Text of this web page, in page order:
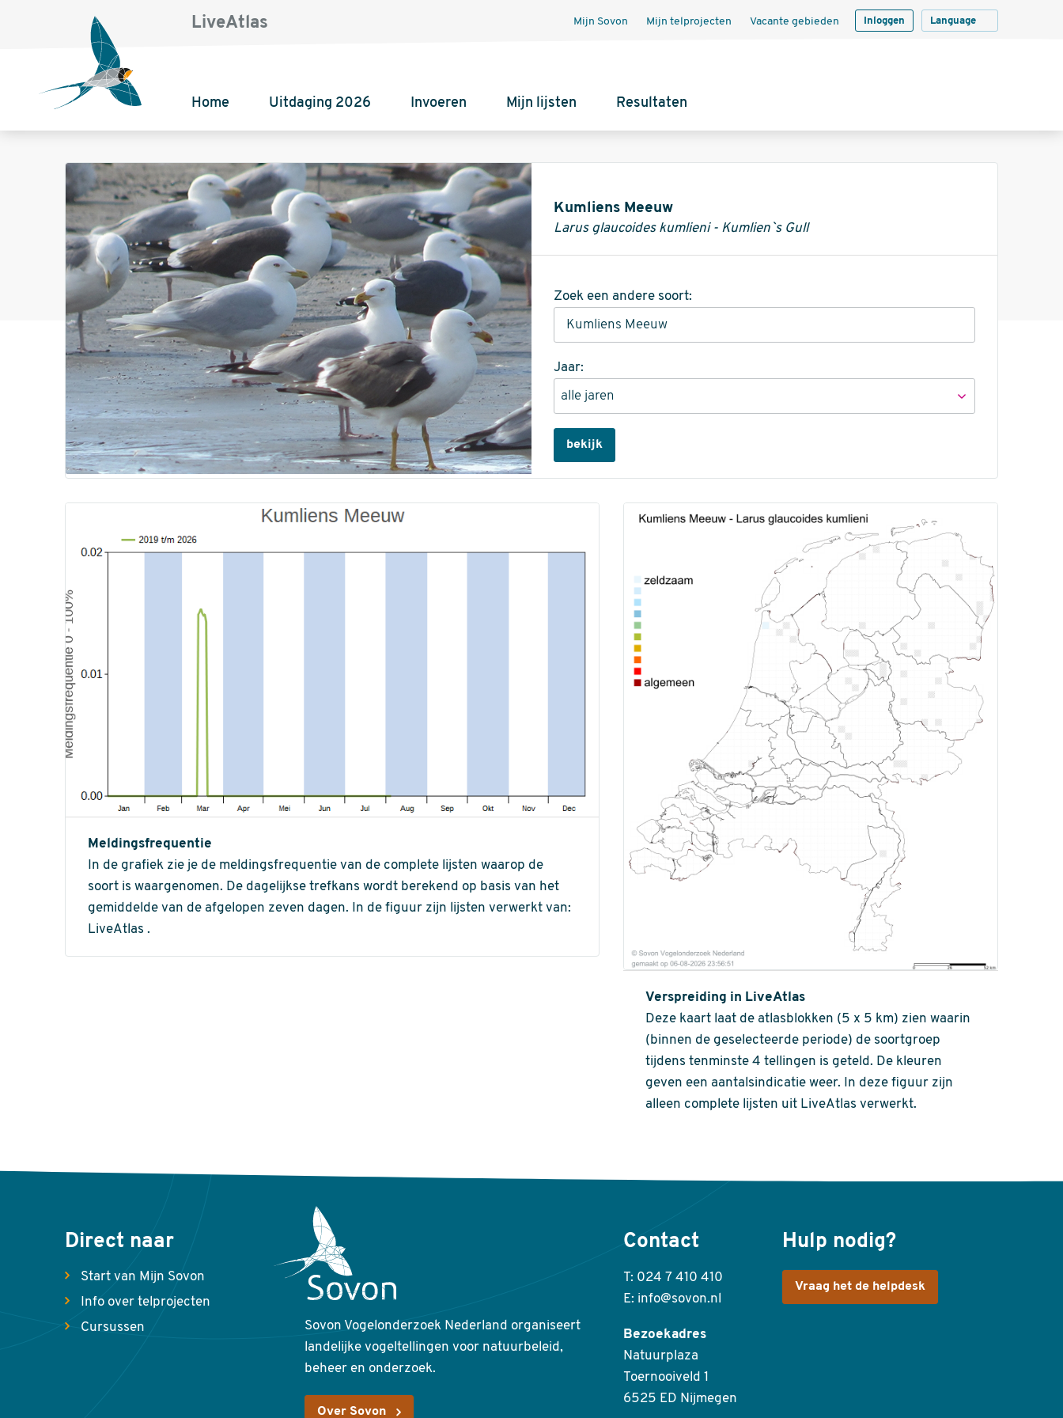
LiveAtlas Mijn Sovon Mijn telprojecten Vacante gebieden Inloggen Language
Home Uitdaging 2026 Invoeren Mijn lijsten Resultaten
Informatie
Kumliens Meeuw
Larus glaucoides kumlieni - Kumlien`s Gull
Zoek een andere soort:
Jaar:
bekijk
Meldingsfrequentie
In de grafiek zie je de meldingsfrequentie van de complete lijsten waarop de
soort is waargenomen. De dagelijkse trefkans wordt berekend op basis van het
gemiddelde van de afgelopen zeven dagen. In de figuur zijn lijsten verwerkt van:
LiveAtlas .
Verspreiding in LiveAtlas
Deze kaart laat de atlasblokken (5 x 5 km) zien waarin
(binnen de geselecteerde periode) de soortgroep
tijdens tenminste 4 tellingen is geteld. De kleuren
geven een aantalsindicatie weer. In deze figuur zijn
alleen complete lijsten uit LiveAtlas verwerkt.
Direct naar
Start van Mijn Sovon
Info over telprojecten
Cursussen
Sovon Vogelonderzoek Nederland organiseert
landelijke vogeltellingen voor natuurbeleid,
beheer en onderzoek.
Over Sovon
Contact
T: 024 7 410 410
E: info@sovon.nl
Bezoekadres
Natuurplaza
Toernooiveld 1
6525 ED Nijmegen
Hulp nodig?
Vraag het de helpdesk